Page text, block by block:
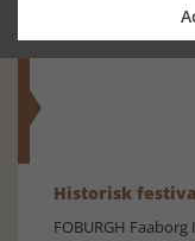
Historisk
FOBURGH